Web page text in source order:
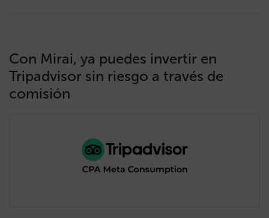
Con Mirai, ya puedes invertir en
Tripadvisor sin riesgo a través de
comisión